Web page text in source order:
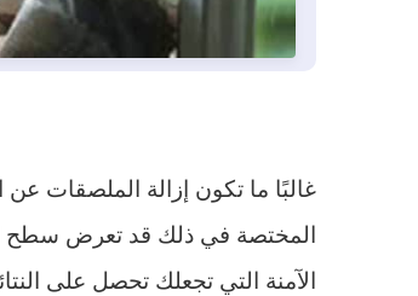
غالبًا ما تكون إزالة الملصقات
المختصة في ذلك قد تعرض سطح
الآمنة التي تجعلك تحصل على